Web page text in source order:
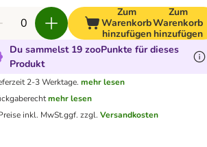
Zum
Warenkorb
hinzufügen
Zum
Warenkorb
hinzufügen
Du sammelst 19 zooPunkte für dieses
Produkt
2-3 Werktage. mehr lesen
mehr lesen
inkl. MwSt.ggf. zzgl. Versandkosten